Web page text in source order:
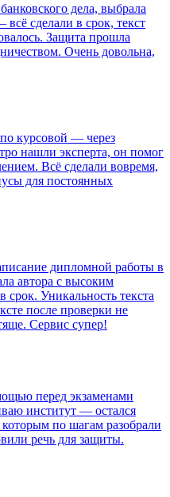
дела, выбрала
сделали в срок, текст
Защита прошла
Очень довольна,
курсовой — через
нашли эксперта, он помог
Всё сделали вовремя,
для постоянных
дипломной работы в
автора с высоким
Уникальность текста
после проверки не
Сервис супер!
перед экзаменами
институт — остался
по шагам разобрали
речь для защиты.